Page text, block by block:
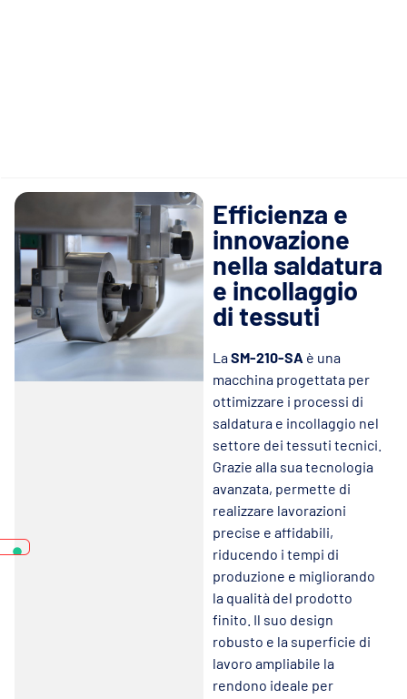
Efficienza e
innovazione
nella saldatura
e incollaggio
di tessuti
LaSM-210-SA è una
macchina progettata per
ottimizzare i processi di
saldatura e incollaggio nel
settore dei tessuti tecnici.
Grazie alla sua tecnologia
avanzata, permette di
realizzare lavorazioni
precise e affidabili,
riducendo i tempi di
produzione e migliorando
la qualità del prodotto
finito. Il suo design
robusto e la superficie di
lavoro ampliabile la
rendono ideale per